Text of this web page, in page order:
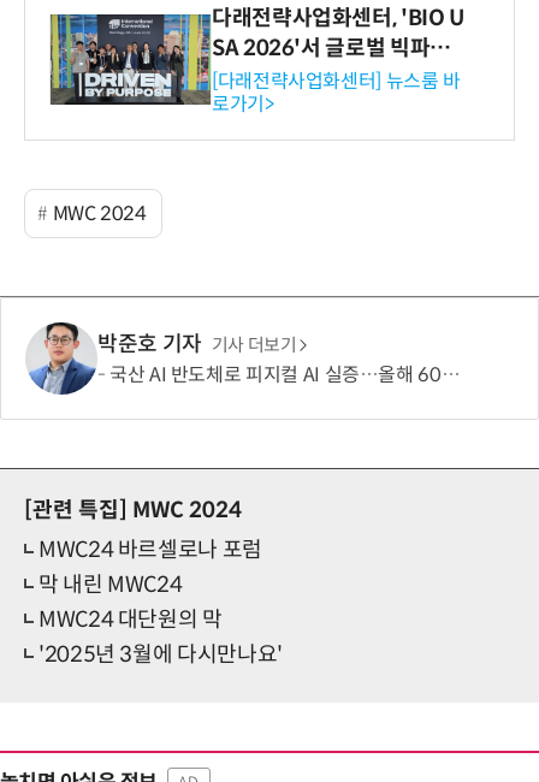
다래전략사업화센터, 'BIO U
SA 2026'서 글로벌 빅파마
와의 비즈니스 미팅 지원…K
-바이오 해외 진출 교두보 확
보
[다래전략사업화센터] 뉴스룸 바
로가기>
MWC 2024
박준호 기자 기사 더보기
국산 AI 반도체로 피지컬 AI 실증…올해 600억 투입
[관련 특집] MWC 2024
MWC24 바르셀로나 포럼
막 내린 MWC24
MWC24 대단원의 막
'2025년 3월에 다시만나요'